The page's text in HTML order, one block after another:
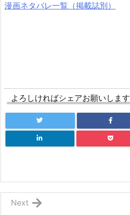
漫画ネタバレ一覧（掲載誌別）
よろしければシェアお願いします
Next